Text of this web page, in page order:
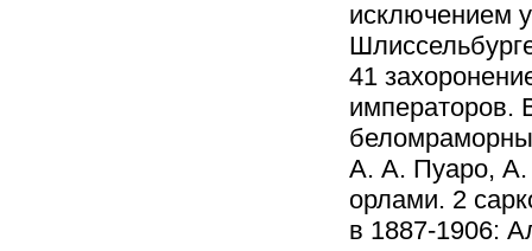
исключением
41
императоров.
А. А. Пуаро, А.
орлами. 2
в 1887-1906: